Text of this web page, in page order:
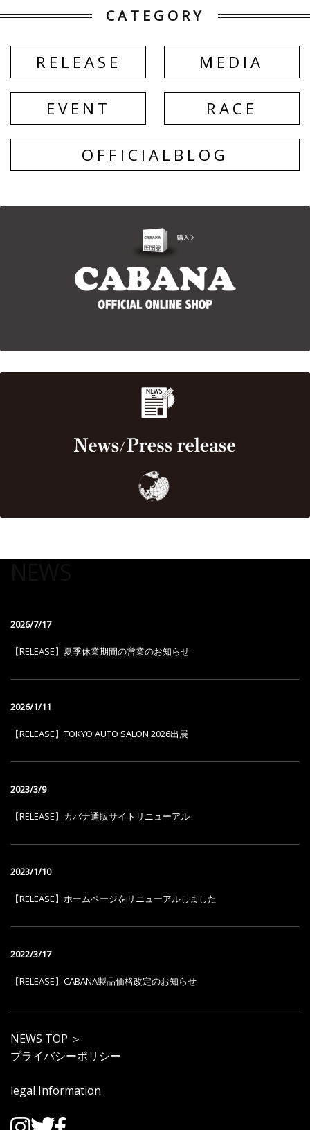
CATEGORY
RELEASE MEDIA
EVENT RACE
BLOG
2026/7/17
【RELEASE】夏季休業期間の営業のお知らせ
2026/1/11
【RELEASE】TOKYO AUTO SALON 2026出展
2023/3/9
【RELEASE】カバナ通販サイトリニューアル
2023/1/10
【RELEASE】ホームページをリニューアルしました
2022/3/17
【RELEASE】CABANA製品価格改定のお知らせ
NEWS TOP ＞
プライバシーポリシー
legal Information